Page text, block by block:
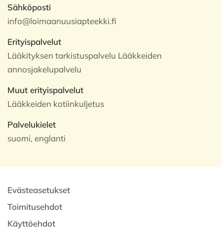
Sähköposti
info@loimaanuusiapteekki.fi
Erityispalvelut
Lääkityksen tarkistuspalvelu Lääkkeiden
annosjakelupalvelu
Muut erityispalvelut
Lääkkeiden kotiinkuljetus
Palvelukielet
suomi, englanti
Evästeasetukset
Toimitusehdot
Käyttöehdot